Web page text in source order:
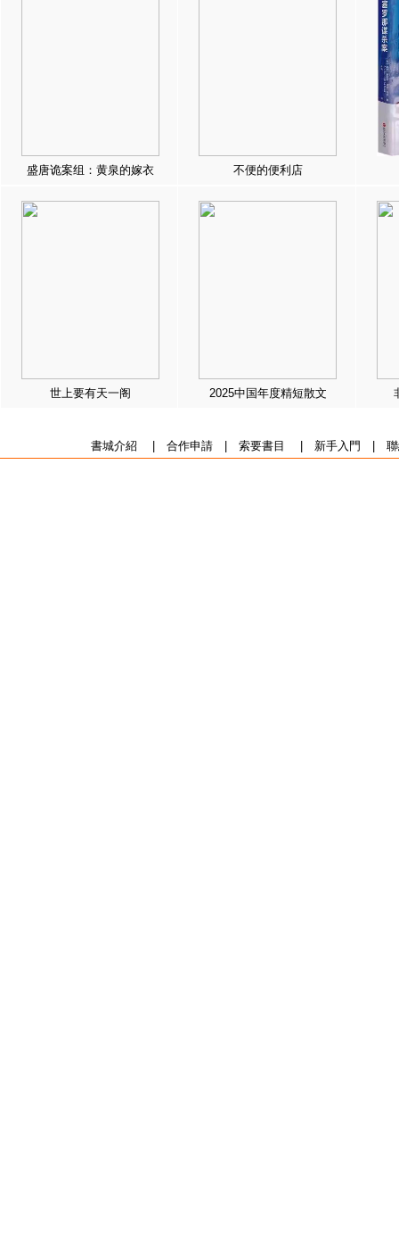
盛唐诡案组：黄泉的嫁衣 不便的便利店
世上要有天一阁 2025中国年度精短散文
書城介紹 合作申請| 索要書目 新手入門